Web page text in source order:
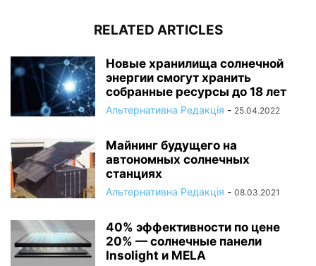
RELATED ARTICLES
Новые хранилища солнечной
энергии смогут хранить
собранные ресурсы до 18 лет
Альтернативна Редакція - 25.04.2022
Майнинг будущего на
автономных солнечных
станциях
Альтернативна Редакція - 08.03.2021
40% эффективности по цене
20% — солнечные панели
Insolight и MELA